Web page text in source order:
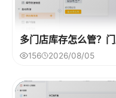
多门店库存怎么管？
156 2026/08/05